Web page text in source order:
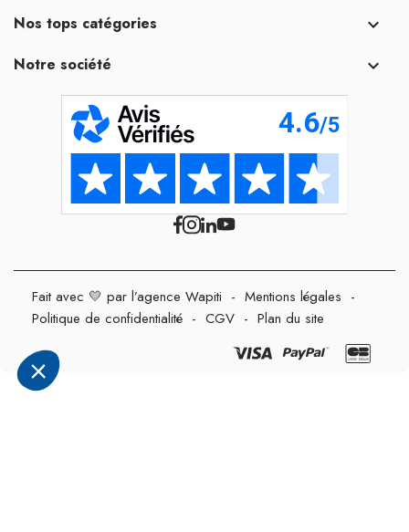
Nos tops catégories 
Notre société 
Fait avec 💛 par l’agence Wapiti - Mentions légales -
Politique de confidentialité - CGV - Plan du site